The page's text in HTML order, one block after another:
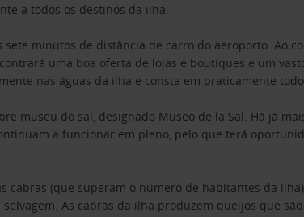
a todos os destinos da ilha.
sete minutos de distância de carro do aeroporto. Ao
uma boa oferta de lojas e boutiques e um
nas águas da ilha e consta em praticamente
museu do sal, designado Museo de la Sal. Há já
a funcionar em pleno, pelo que terá
cabras (que superam o número de habitantes da
As cabras da ilha produzem queijos que